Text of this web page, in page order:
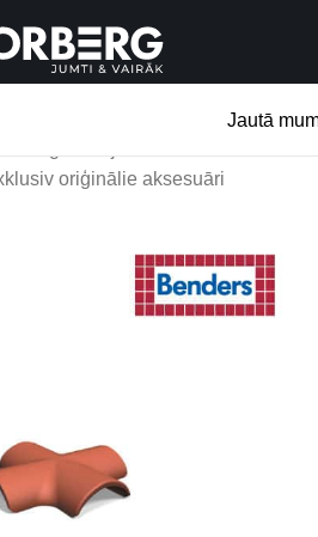
Jautā
oriģinālie aksesuāri